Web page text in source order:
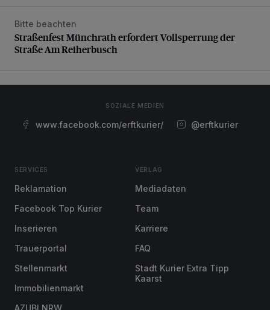
Straßenfest Münchrath erfordert Vollsperrung der Straße
Bitte beachten
Straßenfest Münchrath erfordert Vollsperrung der
Straße Am Reiherbusch
SOZIALE MEDIEN
www.facebook.com/erftkurier/ @erftkurier
SERVICES
Reklamation
Facebook Top Kurier
Inserieren
Trauerportal
Stellenmarkt
Immobilienmarkt
AZUBI NRW
VERLAG
Mediadaten
Team
Karriere
FAQ
Stadt Kurier Extra Tipp
Kaarst